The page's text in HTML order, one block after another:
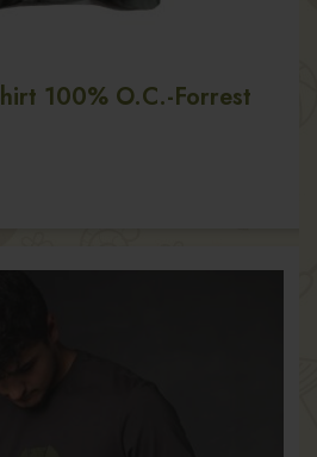
100% O.C.-Forrest